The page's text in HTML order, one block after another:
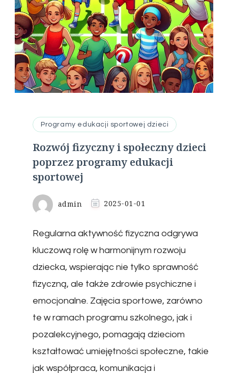
Programy edukacji sportowej dzieci
Rozwój fizyczny i społeczny dzieci
poprzez programy edukacji
sportowej
admin 2025-01-01
Regularna aktywność fizyczna odgrywa
kluczową rolę w harmonijnym rozwoju
dziecka, wspierając nie tylko sprawność
fizyczną, ale także zdrowie psychiczne i
emocjonalne. Zajęcia sportowe, zarówno
te w ramach programu szkolnego, jak i
pozalekcyjnego, pomagają dzieciom
kształtować umiejętności społeczne, takie
jak współpraca, komunikacja i